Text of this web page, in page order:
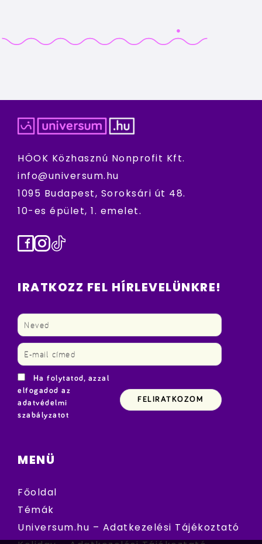
HÖOK Közhasznú Nonprofit Kft.
info@universum.hu
1095 Budapest, Soroksári út 48.
10-es épület, 1. emelet.
Facebook
Instagram
TikTok
IRATKOZZ FEL HÍRLEVELÜNKRE!
Ha folytatod, azzal
elfogadod az
adatvédelmi
szabályzatot
MENÜ
Főoldal
Témák
Universum.hu – Adatkezelési Tájékoztató